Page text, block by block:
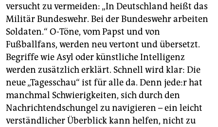
versucht zu vermeiden: „In Deutschland heißt das
Militär Bundeswehr. Bei der Bundeswehr arbeiten
Soldaten.“ O-Töne, vom Papst und von
Fußballfans, werden neu vertont und übersetzt.
Begriffe wie Asyl oder künstliche Intelligenz
werden zusätzlich erklärt. Schnell wird klar: Die
neue „Tagesschau“ ist für alle da. Denn je­de:r hat
manchmal Schwierigkeiten, sich durch den
Nachrichten­dschungel zu navigieren – ein leicht
verständlicher Überblick kann helfen, nicht zu